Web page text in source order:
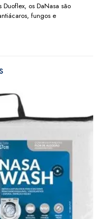
os DaNasa são
fungos e